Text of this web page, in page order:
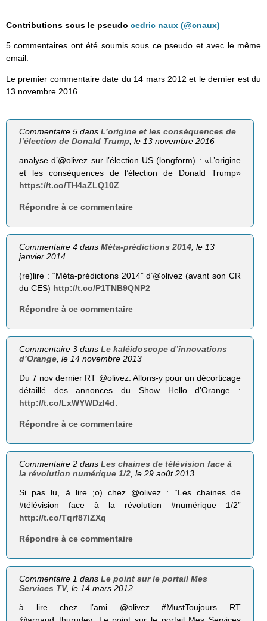
Contributions sous le pseudo cedric naux (@cnaux)
5 commentaires ont été soumis sous ce pseudo et avec le même
email.
Le premier commentaire date du 14 mars 2012 et le dernier est du
13 novembre 2016.
Commentaire 5 dansL’origine et les conséquences de
l’élection de Donald Trump, le 13 novembre 2016
analyse d’@olivez sur l’élection US (longform) : «L’origine
et les conséquences de l’élection de Donald Trump»
https://t.co/TH4aZLQ10Z
Répondre à ce commentaire
Commentaire 4 dansMéta-prédictions 2014 , le 13
janvier 2014
(re)lire : “Méta-prédictions 2014” d’@olivez (avant son CR
du CES) http://t.co/P1TNB9QNP2
Répondre à ce commentaire
Commentaire 3 dansLe kaléidoscope d’innovations
d’Orange , le 14 novembre 2013
Du 7 nov dernier RT @olivez: Allons-y pour un décorticage
détaillé des annonces du Show Hello d’Orange :
http://t.co/LxWYWDzI4d
Répondre à ce commentaire
Commentaire 2 dansLes chaines de télévision face à
la révolution numérique 1/2 , le 29 août 2013
Si pas lu, à lire ;o) chez @olivez : “Les chaines de
#télévision face à la révolution #numérique 1/2”
http://t.co/Tqrf87lZXq
Répondre à ce commentaire
Commentaire 1 dansLe point sur le portail Mes
Services TV, le 14 mars 2012
à lire chez l’ami @olivez #MustToujours RT